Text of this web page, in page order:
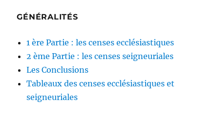
GÉNÉRALITÉS
1 ère Partie : les censes ecclésiastiques
2 ème Partie : les censes seigneuriales
Les Conclusions
Tableaux des censes ecclésiastiques et
seigneuriales